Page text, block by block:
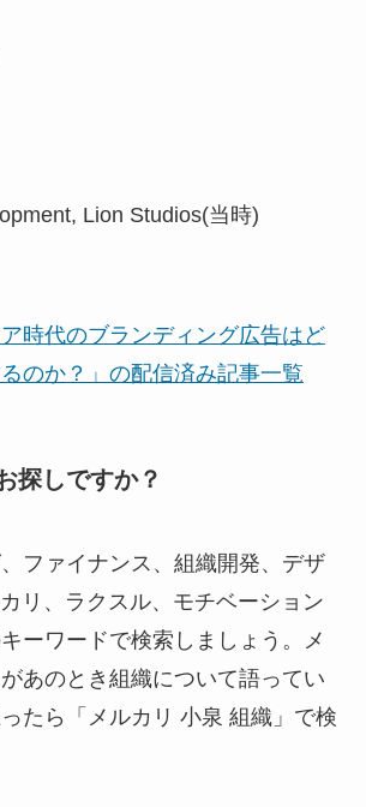
Lion Studios(当時)
ア時代のブランディング広告はど
のか？」の配信済み記事一覧
探しですか？
ファイナンス、組織開発、デザ
リ、ラクスル、モチベーション
ーワードで検索しましょう。メ
あのとき組織について語ってい
たら「メルカリ 小泉 組織」で検